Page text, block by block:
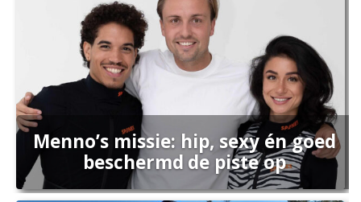
Menno’s missie: hip, sexy én goed
beschermd de piste op